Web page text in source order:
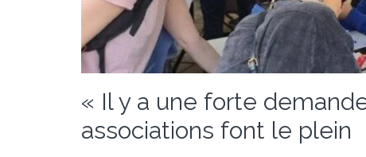
« Il y a une forte
associations font le plein